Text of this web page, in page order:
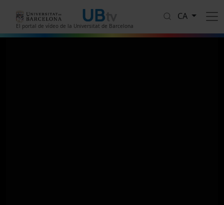
El portal de vídeo de la Universitat de Barcelona
CA